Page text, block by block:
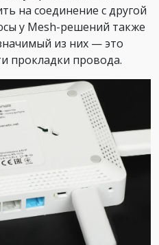
на соединение с другой
у Mesh-решений также
из них — это
прокладки провода.